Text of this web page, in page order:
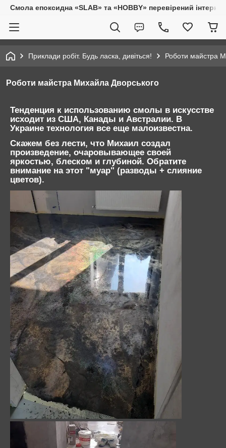
Смола епоксидна «SLAB» та «HOBBY» перевірений
Приклади робіт. Будь ласка, дивіться! Роботи майстра
Роботи майстра Михайла Дворського
Тенденция к использованию смолы в искусстве
исходит из США, Канады и Австралии. В
Украине технология все еще малоизвестна.
Скажем без лести, что Михаил создал
произведение, очаровывающее своей
яркостью, блеском и глубиной. Обратите
внимание на этот "муар" (разводы + слияние
цветов).